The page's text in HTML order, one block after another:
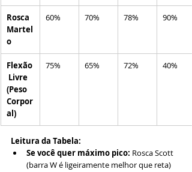
Rosca
Martel
o
60% 70% 78% 90%
Flexão
Livre
(Peso
Corpor
al)
75% 65% 72% 40%
Leitura da Tabela:
Se você quer máximo pico: Rosca Scott
(barra W é ligeiramente melhor que reta)